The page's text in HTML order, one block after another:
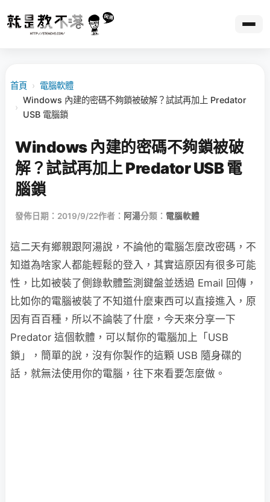
首頁 › 電腦軟體
›
Windows 內建的密碼不夠鎖被破解？試試再加上 Predator
USB 電腦鎖
Windows 內建的密碼不夠鎖被破
解？試試再加上 Predator USB 電
腦鎖
發佈日期：2019/9/22作者： 阿湯分類： 電腦軟體
這二天有鄉親跟阿湯說，不論他的電腦怎麼改密碼，不
知道為啥家人都能輕鬆的登入，其實這原因有很多可能
性，比如被裝了側錄軟體監測鍵盤並透過 Email 回傳，
比如你的電腦被裝了不知道什麼東西可以直接進入，原
因有百百種，所以不論裝了什麼，今天來分享一下
Predator 這個軟體，可以幫你的電腦加上「USB
鎖」，簡單的說，沒有你製作的這顆 USB 隨身碟的
話，就無法使用你的電腦，往下來看要怎麼做。